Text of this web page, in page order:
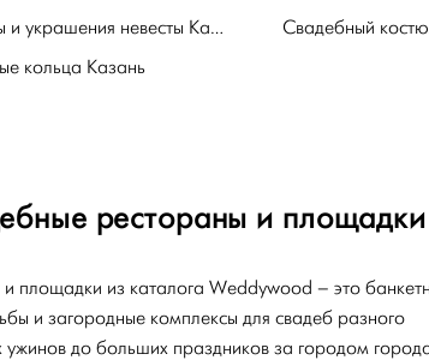
Свадебные аксессуары и украшения невесты Казань
Свадебный
кольца Казань
рестораны и
площадки из каталога Weddywood – это
и загородные комплексы для свадеб разного
до больших праздников за городом